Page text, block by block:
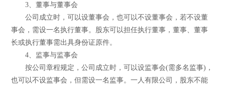
3、董事与董事会
公司成立时，可以设董事会，也可以不设董事会，若不设董
事会，需设一名执行董事。股东可以担任执行董事，董事、董事
长或执行董事需出具身份证原件。
4、监事与监事会
按公司章程规定，公司成立时，可以设监事会(需多名监事)，
也可以不设监事会，但需设一名监事。一人有限公司，股东不能